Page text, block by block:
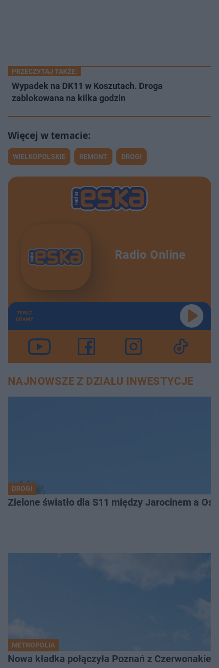
PRZECZYTAJ TAKŻE:
Wypadek na DK11 w Koszutach. Droga
zablokowana na kilka godzin
WIELKOPOLSKIE REMONT DROGI
Radio Online
TERAZ
GRAMY
NAJNOWSZE Z DZIAŁU INWESTYCJE
DROGI
Zielone światło dla S11 między Jarocinem a
METROPOLIA
Nowa kładka połączyła Poznań z